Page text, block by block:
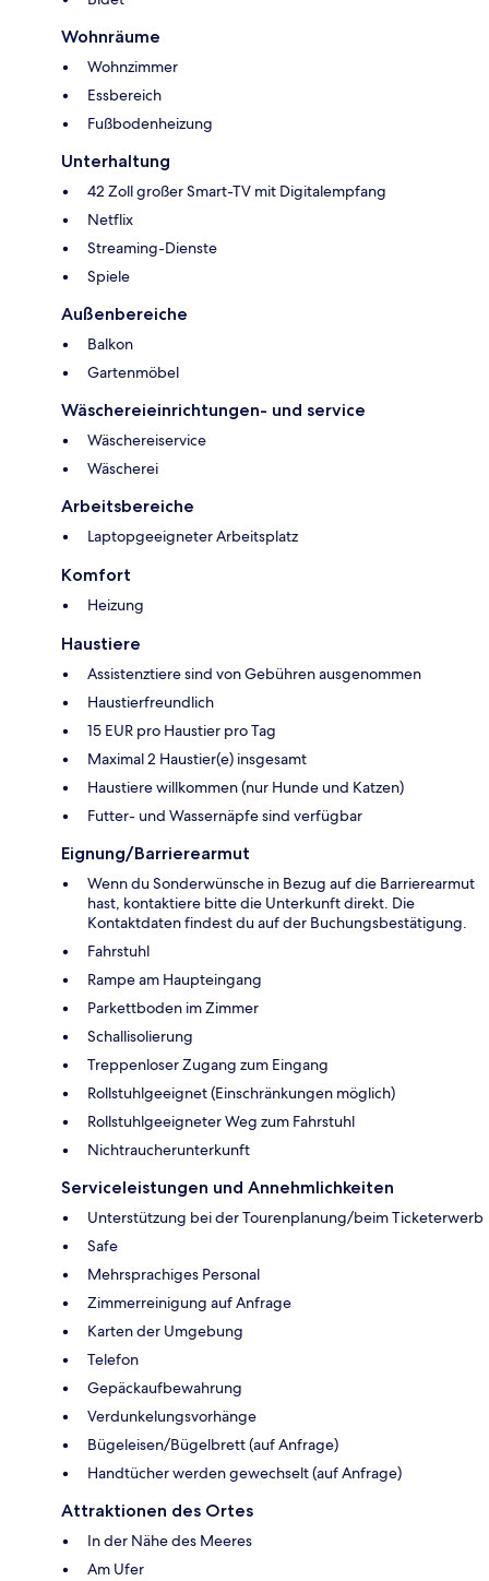
Wohnräume
Wohnzimmer
Essbereich
Fußbodenheizung
Unterhaltung
42 Zoll großer Smart-TV mit Digitalempfang
Netflix
Streaming-Dienste
Spiele
Außenbereiche
Balkon
Gartenmöbel
Wäschereieinrichtungen- und service
Wäschereiservice
Wäscherei
Arbeitsbereiche
Laptopgeeigneter Arbeitsplatz
Komfort
Heizung
Haustiere
Assistenztiere sind von Gebühren ausgenommen
Haustierfreundlich
15 EUR pro Haustier pro Tag
Maximal 2 Haustier(e) insgesamt
Haustiere willkommen (nur Hunde und Katzen)
Futter- und Wassernäpfe sind verfügbar
Eignung/Barrierearmut
Wenn du Sonderwünsche in Bezug auf die Barrierearmut
hast, kontaktiere bitte die Unterkunft direkt. Die
Kontaktdaten findest du auf der Buchungsbestätigung.
Fahrstuhl
Rampe am Haupteingang
Parkettboden im Zimmer
Schallisolierung
Treppenloser Zugang zum Eingang
Rollstuhlgeeignet (Einschränkungen möglich)
Rollstuhlgeeigneter Weg zum Fahrstuhl
Nichtraucherunterkunft
Serviceleistungen und Annehmlichkeiten
Unterstützung bei der Tourenplanung/beim Ticketerwerb
Safe
Mehrsprachiges Personal
Zimmerreinigung auf Anfrage
Karten der Umgebung
Telefon
Gepäckaufbewahrung
Verdunkelungsvorhänge
Bügeleisen/Bügelbrett (auf Anfrage)
Handtücher werden gewechselt (auf Anfrage)
Attraktionen des Ortes
In der Nähe des Meeres
Am Ufer